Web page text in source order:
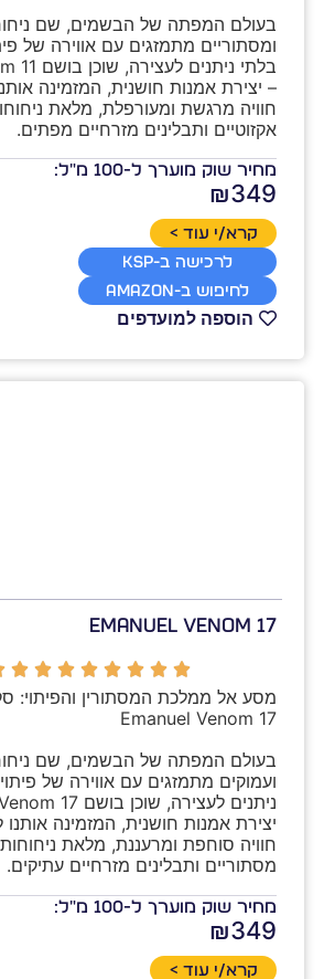
אקזוטיים ותבלינים מזרחיים מפתים.
מחיר שוק מוערך ל-100 מ"ל:
₪349
לחיפוש ב-Amazon
לרכישה ב-KSP
קרא/י עוד >
הוספה למועדפים
Emanuel Venom 17
Emanuel Venom 17
מסתוריים ותבלינים מזרחיים עתיקים.
מחיר שוק מוערך ל-100 מ"ל:
₪349
קרא/י עוד >